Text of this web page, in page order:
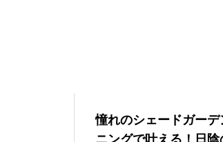
憧れのシェードガー
ニングで叶える！日陰